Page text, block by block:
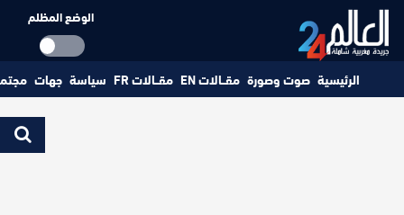
الوضع المظلم
الرئيسية صوت وصورة مقــالات EN مقــالات FR سياسة جهات